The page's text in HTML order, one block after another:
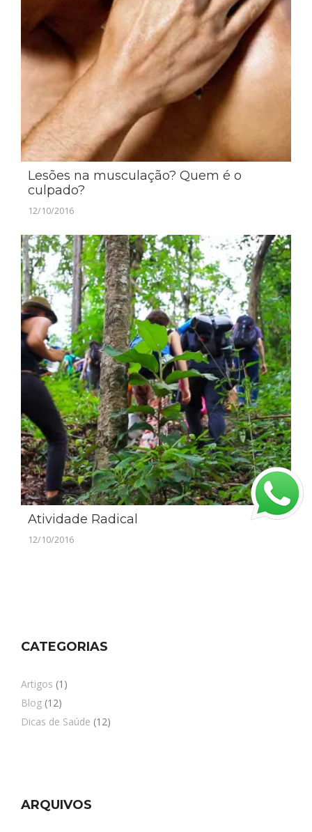
Lesões na musculação? Quem é o
culpado?
12/10/2016
Atividade Radical
12/10/2016
CATEGORIAS
Artigos (1)
Blog (12)
Dicas de Saúde (12)
ARQUIVOS